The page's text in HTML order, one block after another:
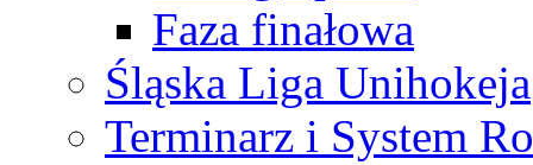
Faza finałowa
Śląska Liga Unihokeja
Terminarz i System